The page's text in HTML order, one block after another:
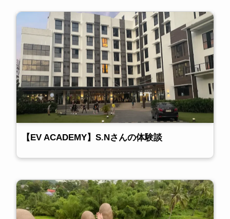
【EV ACADEMY】S.Nさんの体験談